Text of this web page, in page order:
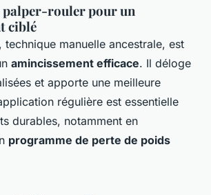
palper-rouler pour un
ciblé
technique manuelle ancestrale, est
amincissement efficace. Il déloge
et apporte une meilleure
régulière est essentielle
durables, notamment en
programme de perte de poids